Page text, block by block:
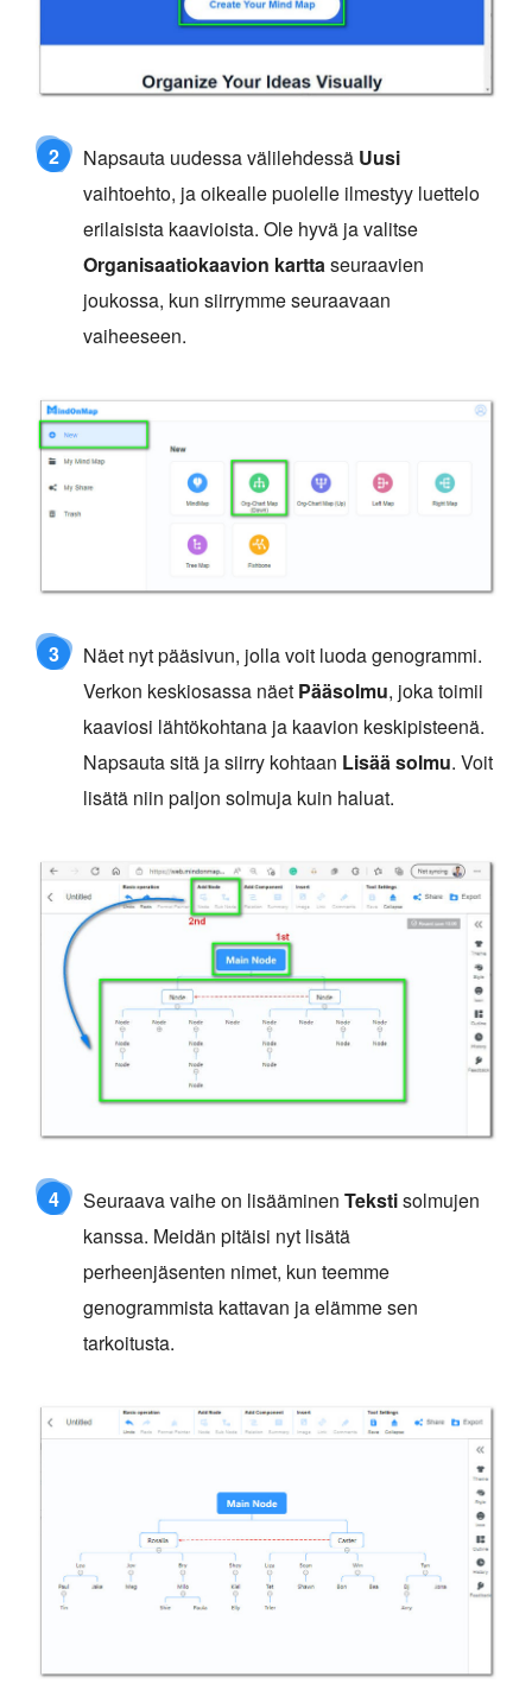
2 Napsauta uudessa välilehdessä Uusi
vaihtoehto, ja oikealle puolelle ilmestyy luettelo
erilaisista kaavioista. Ole hyvä ja valitse
Organisaatiokaavion karttaseuraavien
joukossa, kun siirrymme seuraavaan
vaiheeseen.
3
Näet nyt pääsivun, jolla voit luoda genogrammi.
Verkon keskiosassa näet Pääsolmu, joka toimii
kaaviosi lähtökohtana ja kaavion keskipisteenä.
Napsauta sitä ja siirry kohtaan Lisää solmu. Voit
lisätä niin paljon solmuja kuin haluat.
4 Seuraava vaihe on lisääminen Tekstisolmujen
kanssa. Meidän pitäisi nyt lisätä
perheenjäsenten nimet, kun teemme
genogrammista kattavan ja elämme sen
tarkoitusta.